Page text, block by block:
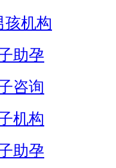
孩机构
助孕
咨询
机构
助孕